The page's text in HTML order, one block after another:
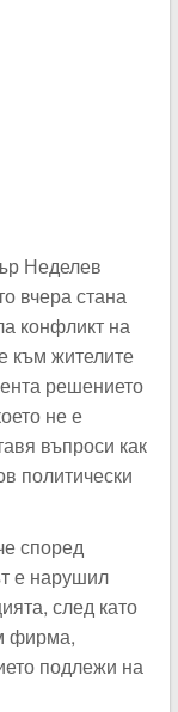
Неделев
вчера стана
конфликт на
към жителите
решението
не е
въпроси как
политически
според
е нарушил
след като
фирма,
подлежи на